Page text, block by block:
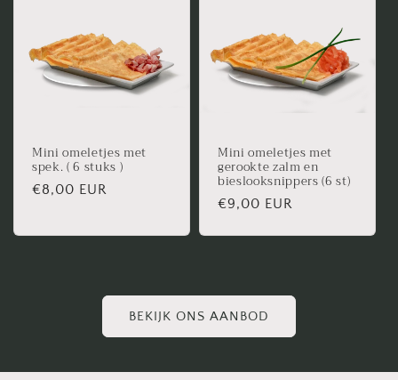
Mini omeletjes met
spek. ( 6 stuks )
Normale
€8,00 EUR
Mini omeletjes met
gerookte zalm en
bieslooksnippers (6 st)
Normale
€9,00 EUR
BEKIJK ONS AANBOD